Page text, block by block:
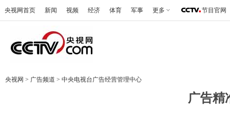
央视网首页 新闻 视频 经济 体育 军事 更多 节目官网
央视网 > 广告频道 > 中央电视台广告经营管理中心
广告精